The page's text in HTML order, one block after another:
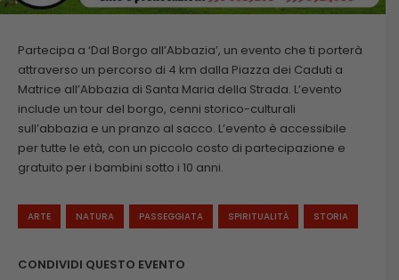
Partecipa a ‘Dal Borgo all’Abbazia’, un evento che ti porterà
attraverso un percorso di 4 km dalla Piazza dei Caduti a
Matrice all’Abbazia di Santa Maria della Strada. L’evento
include un tour del borgo, cenni storico-culturali
sull’abbazia e un pranzo al sacco. L’evento è accessibile
per tutte le età, con un piccolo costo di partecipazione e
gratuito per i bambini sotto i 10 anni.
ARTE NATURA PASSEGGIATA SPIRITUALITÀ STORIA
CONDIVIDI QUESTO EVENTO